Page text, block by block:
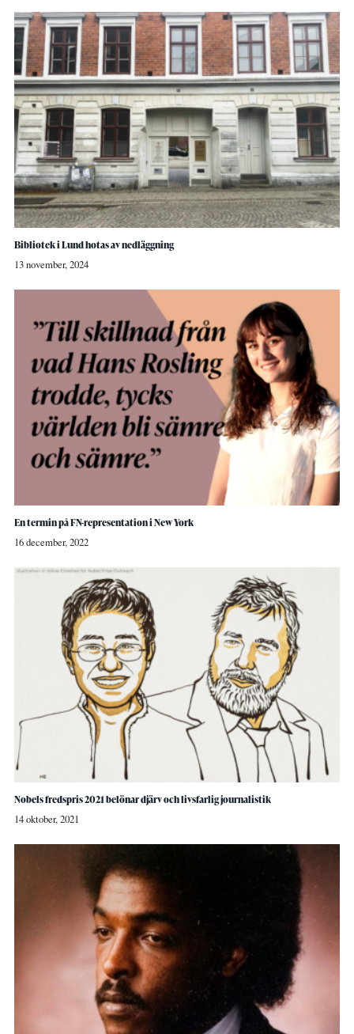
Bibliotek i Lund hotas av nedläggning
13 november, 2024
En termin på FN-representation i New York
16 december, 2022
Nobels fredspris 2021 belönar djärv och livsfarlig journalistik
14 oktober, 2021